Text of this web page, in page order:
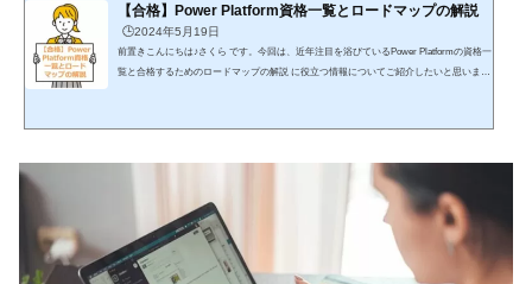
【合格】Power Platform資格一覧とロードマップの解説
🕒️2024年5月19日
前置きこんにちは♪さくら です。今回は、近年注目を浴びているPower Platformの資格一
覧と合格するためのロードマップの解説 に役立つ情報についてご紹介したいと思いま
し上げますと、初級レベルのPL-900から受験し、レベルアップを図ろうudemyの動画講